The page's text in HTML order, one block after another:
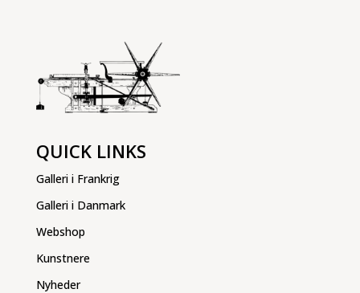
QUICK LINKS
Galleri i Frankrig
Galleri i Danmark
Webshop
Kunstnere
Nyheder